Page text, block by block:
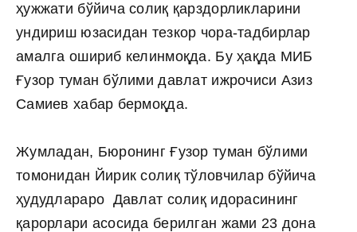
ҳужжати бўйича солиқ қарздорликларини
ундириш юзасидан тезкор чора-тадбирлар
амалга ошириб келинмоқда. Бу ҳақда МИБ
Ғузор туман бўлими давлат ижрочиси Азиз
Самиев хабар бермоқда.
Жумладан, Бюронинг Ғузор туман бўлими
томонидан Йирик солиқ тўловчилар бўйича
ҳудудлараро Давлат солиқ идорасининг
қарорлари асосида берилган жами 23 дона